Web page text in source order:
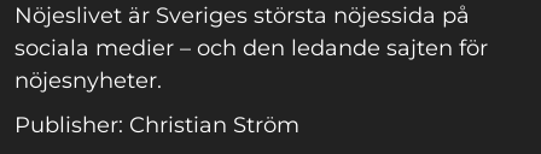
Nöjeslivet är Sveriges största nöjessida på
sociala medier – och den ledande sajten för
nöjesnyheter.
Publisher: Christian Ström